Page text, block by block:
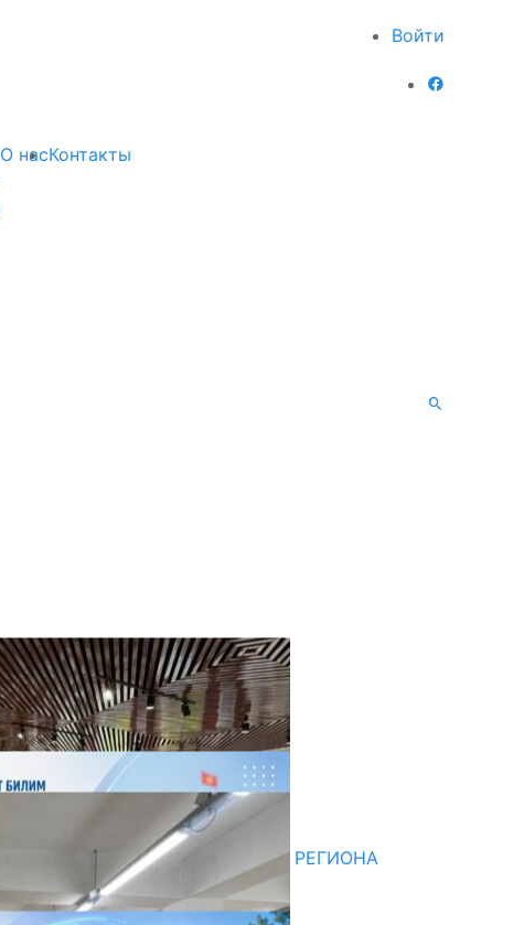
Войти
О насКонтакты
Последние новости
ДЛЯ МЕТОДИСТОВ ЮЖНОГО РЕГИОНА
НАЧАЛОСЬ ОБУЧЕНИЕ
05.08.2026